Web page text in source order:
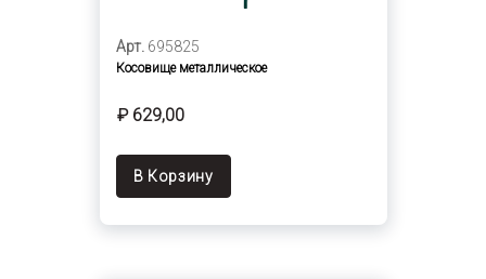
Арт. 695825
Косовище металлическое
₽ 629,00
В Корзину